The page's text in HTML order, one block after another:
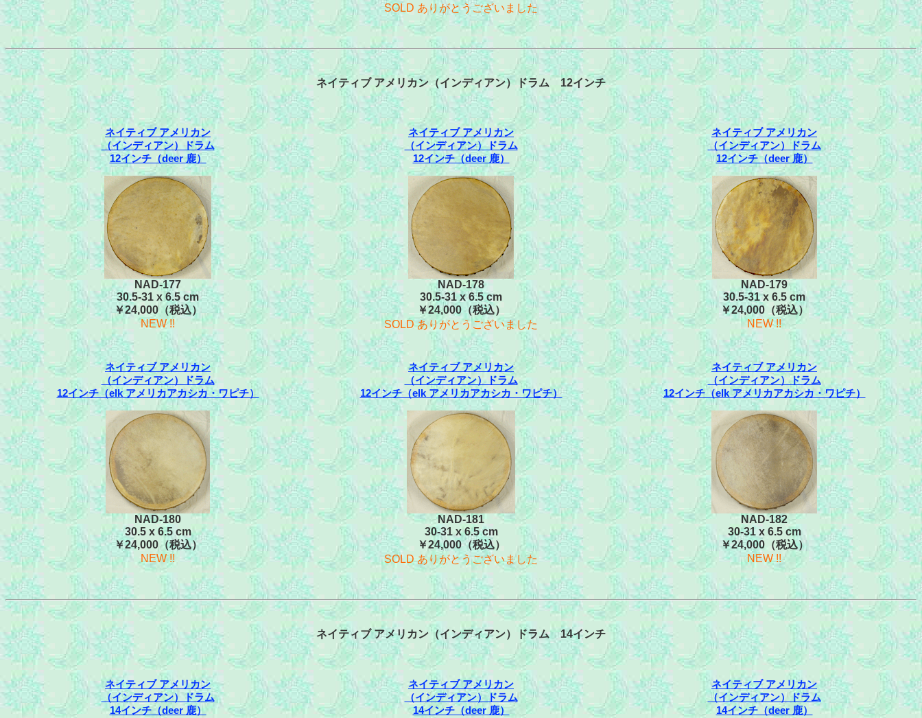
SOLD ありがとうございました
ネイティブ アメリカン（インディアン）ドラム 12インチ
ネイティブ アメリカン
（インディアン）ドラム
12インチ（deer 鹿）
NAD-177
30.5-31 x 6.5 cm
￥24,000（税込）
NEW !!
ネイティブ アメリカン
（インディアン）ドラム
12インチ（deer 鹿）
NAD-178
30.5-31 x 6.5 cm
￥24,000（税込）
SOLD ありがとうございました
ネイティブ アメリカン
（インディアン）ドラム
12インチ（deer 鹿）
NAD-179
30.5-31 x 6.5 cm
￥24,000（税込）
NEW !!
ネイティブ アメリカン
（インディアン）ドラム
12インチ（elk アメリカアカシカ・ワピチ）
NAD-180
30.5 x 6.5 cm
￥24,000（税込）
NEW !!
ネイティブ アメリカン
（インディアン）ドラム
12インチ（elk アメリカアカシカ・ワピチ）
NAD-181
30-31 x 6.5 cm
￥24,000（税込）
SOLD ありがとうございました
ネイティブ アメリカン
（インディアン）ドラム
12インチ（elk アメリカアカシカ・ワピチ）
NAD-182
30-31 x 6.5 cm
￥24,000（税込）
NEW !!
ネイティブ アメリカン（インディアン）ドラム 14インチ
ネイティブ アメリカン
（インディアン）ドラム
14インチ（deer 鹿）
ネイティブ アメリカン
（インディアン）ドラム
14インチ（deer 鹿）
ネイティブ アメリカン
（インディアン）ドラム
14インチ（deer 鹿）